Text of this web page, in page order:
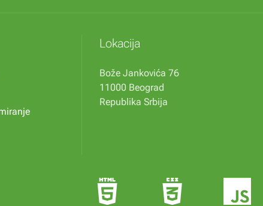
Lokacija
Bože Jankovića 76
11000 Beograd
Republika Srbija